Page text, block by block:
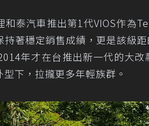
和泰汽車推出第1代VIOS作為
著穩定銷售成績，更是該級
年才在台推出新一代的大改
下，拉攏更多年輕族群。